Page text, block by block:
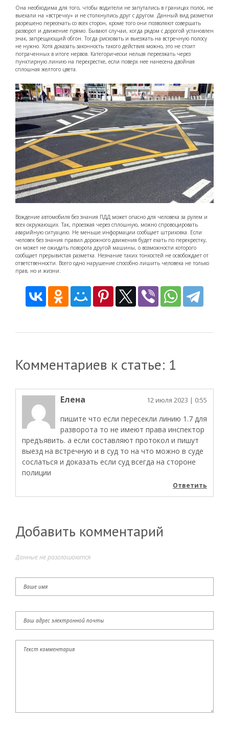
Она необходима для того, чтобы водители не запутались в границах полос, не
выехали на «встречку» и не столкнулись друг с другом. Данный вид разметки
разрешено пересекать со всех сторон, кроме того они позволяют совершать
разворот и движение прямо. Бывают случаи, когда рядом с дорогой установлен
знак, запрещающий обгон. Тогда рисковать и выезжать на встречную полосу
не нужно. Хотя доказать законность такого действия можно, это не стоит
потраченных в итоге нервов. Категорически нельзя переезжать через
пунктирную линию на перекрестке, если поверх нее нанесена двойная
сплошная желтого цвета.
Вождение автомобиля без знания ПДД может опасно для человека за рулем и
всех окружающих. Так, проезжая через сплошную, можно спровоцировать
аварийную ситуацию. Не меньше информации сообщает штриховка. Если
человек без знания правил дорожного движения будет ехать по перекрестку,
он может не ожидать поворота другой машины, о возможности которого
сообщает прерывистая разметка. Незнание таких тонкостей не освобождает от
ответственности. Всего одно нарушение способно лишить человека не только
прав, но и жизни.
Комментариев к статье: 1
Елена 12 июля 2023 | 0:55
пишите что если пересекли линию 1.7 для
разворота то не имеют права инспектор
предъявить. а если составляют протокол и пишут
выезд на встречную и в суд то на что можно в суде
сослаться и доказать если суд всегда на стороне
полиции
Ответить
Добавить комментарий
Данные не разглашаются